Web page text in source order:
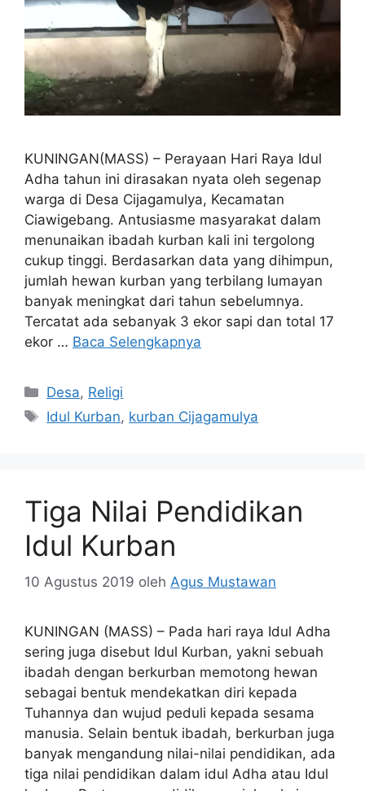
KUNINGAN(MASS) – Perayaan Hari Raya Idul
Adha tahun ini dirasakan nyata oleh segenap
warga di Desa Cijagamulya, Kecamatan
Ciawigebang. Antusiasme masyarakat dalam
menunaikan ibadah kurban kali ini tergolong
cukup tinggi. Berdasarkan data yang dihimpun,
jumlah hewan kurban yang terbilang lumayan
banyak meningkat dari tahun sebelumnya.
Tercatat ada sebanyak 3 ekor sapi dan total 17
ekor … Baca Selengkapnya
Kategori
Desa, Religi
Tag
Idul Kurban, kurban Cijagamulya
Tiga Nilai Pendidikan
Idul Kurban
10 Agustus 2019 oleh Agus Mustawan
KUNINGAN (MASS) – Pada hari raya Idul Adha
sering juga disebut Idul Kurban, yakni sebuah
ibadah dengan berkurban memotong hewan
sebagai bentuk mendekatkan diri kepada
Tuhannya dan wujud peduli kepada sesama
manusia. Selain bentuk ibadah, berkurban juga
banyak mengandung nilai-nilai pendidikan, ada
tiga nilai pendidikan dalam idul Adha atau Idul